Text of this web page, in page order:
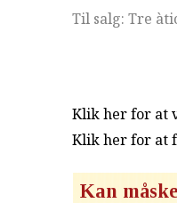
Til salg: Tre
Klik her for at
Klik her for at
Kan